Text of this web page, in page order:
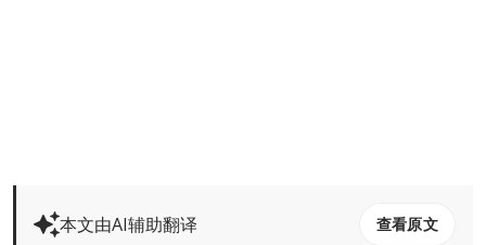
本文由AI辅助翻译 查看原文